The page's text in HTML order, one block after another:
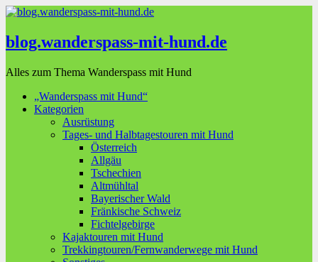
blog.wanderspass-mit-hund.de
Alles zum Thema Wanderspass mit Hund
„Wanderspass mit Hund“
Kategorien
Ausrüstung
Tages- und Halbtagestouren mit Hund
Österreich
Allgäu
Tschechien
Altmühltal
Bayerischer Wald
Fränkische Schweiz
Fichtelgebirge
Kajaktouren mit Hund
Trekkingtouren/Fernwanderwege mit Hund